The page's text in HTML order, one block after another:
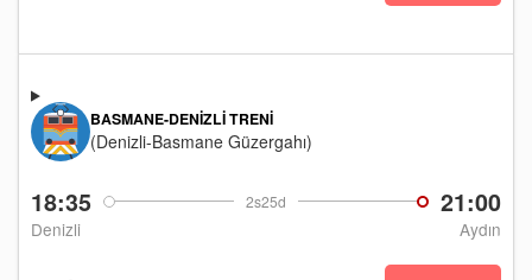
18:35 2s25d 21:00
Denizli Aydın
BASMANE-DENIZLI TRENI
(Denizli-Basmane Güzergahı)